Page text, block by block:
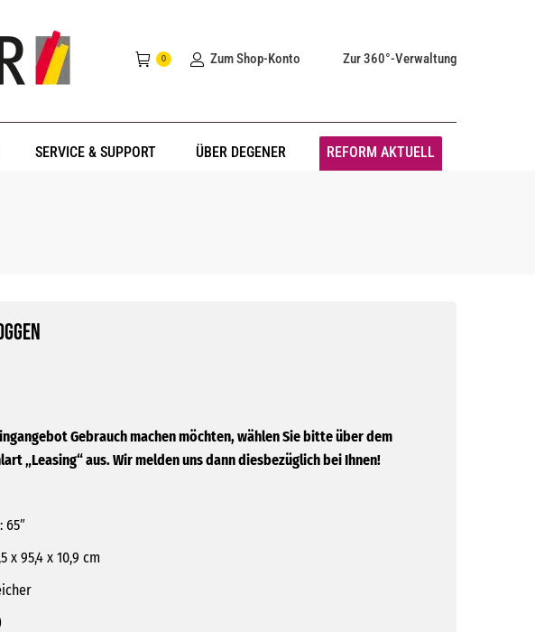
0 Zum Shop-Konto Zur 360°-Verwaltung
SERVICE & SUPPORT ÜBER DEGENER REFORM AKTUELL
Gebrauch machen möchten, wählen Sie bitte über dem
„Leasing“ aus. Wir melden uns dann diesbezüglich bei Ihnen!
x 95,4 x 10,9 cm